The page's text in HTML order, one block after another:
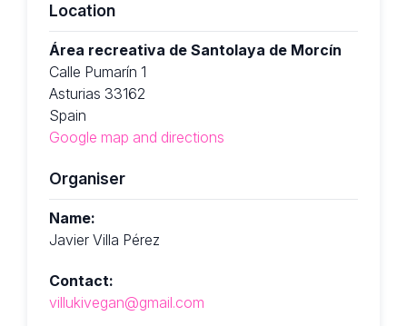
Location
Área recreativa de Santolaya de Morcín
Calle Pumarín 1
Asturias 33162
Spain
Google map and directions
Organiser
Name:
Javier Villa Pérez
Contact:
villukivegan@gmail.com